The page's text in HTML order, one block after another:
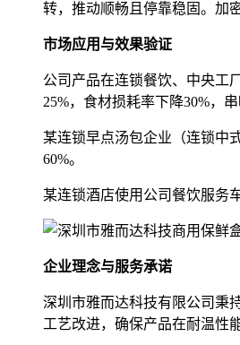
转，推动顺畅且停靠稳固。加
市场应用与效果验证
公司产品在连锁餐饮、中央工
25%，食材损耗率下降30%，
某连锁早点汤包企业（连锁中
60%。
某连锁酒店使用公司餐饮服务
企业理念与服务承诺
深圳市雅而达科技有限公司秉
工艺改进，确保产品在耐温性